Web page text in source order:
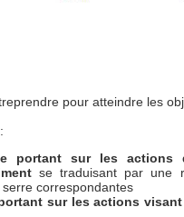
pour atteindre les
:
portant sur les actions
se traduisant par une
correspondantes
sur les actions